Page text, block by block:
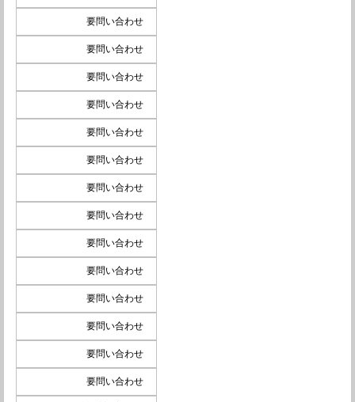
要問い合わせ
要問い合わせ
要問い合わせ
要問い合わせ
要問い合わせ
要問い合わせ
要問い合わせ
要問い合わせ
要問い合わせ
要問い合わせ
要問い合わせ
要問い合わせ
要問い合わせ
要問い合わせ